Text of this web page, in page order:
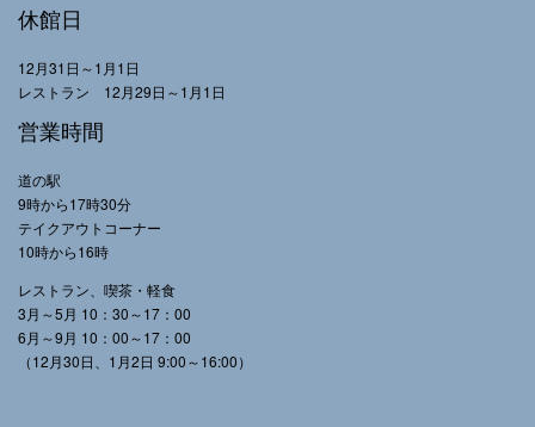
休館日
12月31日～1月1日
レストラン 12月29日～1月1日
営業時間
道の駅
9時から17時30分
テイクアウトコーナー
10時から16時
レストラン、喫茶・軽食
3月～5月 10：30～17：00
6月～9月 10：00～17：00
（12月30日、1月2日 9:00～16:00）